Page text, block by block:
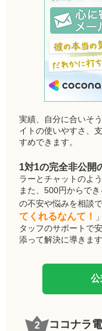
実績、自分に合いそ
イトの使いやすさ、
すめできます。
1対1の完全非公開
ラーとチャットのよ
また、500円からで
の不安や悩みを相談
てくれるなんて！
タッフのサポートで
添って解決に導きます
公
ココナラ